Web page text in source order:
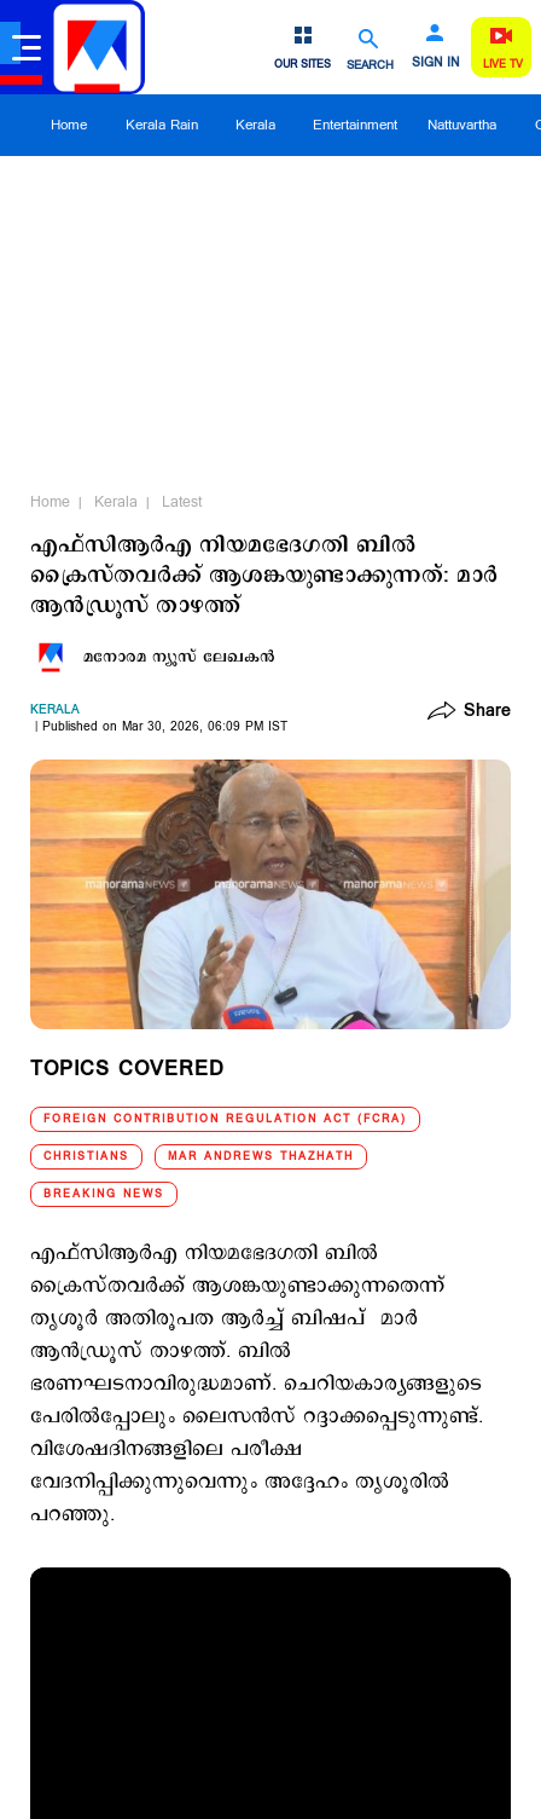
SEARCH SIGN IN
OUR SITES LIVE TV
Home Kerala Rain Kerala Entertainment Nattuvartha
Home Kerala Latest
എഫ്സിആര്‍എ നിയമഭേദഗതി ബില്‍
ക്രൈസ്തവര്‍ക്ക് ആശങ്കയുണ്ടാക്കുന്നത്: മാര്‍
ആന്‍ഡ്രൂസ് താഴത്ത്
മനോരമ ന്യൂസ് ലേഖകന്‍
KERALA
Published on Mar 30, 2026, 06:09 PM IST
Share
TOPICS COVERED
FOREIGN CONTRIBUTION REGULATION ACT (FCRA)
CHRISTIANS MAR ANDREWS THAZHATH
BREAKING NEWS
എഫ്സിആര്‍എ നിയമഭേദഗതി ബില്‍
ക്രൈസ്തവര്‍ക്ക് ആശങ്കയുണ്ടാക്കുന്നതെന്ന്
തൃശൂര്‍ അതിരൂപത ആര്‍ച്ച് ബിഷപ് മാര്‍
ആന്‍ഡ്രൂസ് താഴത്ത്. ബില്‍
ഭരണഘടനാവിരുദ്ധമാണ്. ചെറിയകാര്യങ്ങളുടെ
പേരില്‍പ്പോലും ലൈസന്‍സ് റദ്ദാക്കപ്പെടുന്നുണ്ട്.
വിശേഷദിനങ്ങളിലെ പരീക്ഷ
വേദനിപ്പിക്കുന്നുവെന്നും അദ്ദേഹം തൃശൂരില്‍
പറഞ്ഞു.